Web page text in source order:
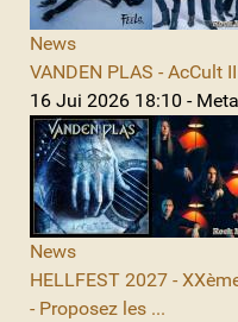
News
VANDEN PLAS - AcCult II
16 Jui 2026 18:10 -
News
HELLFEST 2027 -
- Proposez les ...